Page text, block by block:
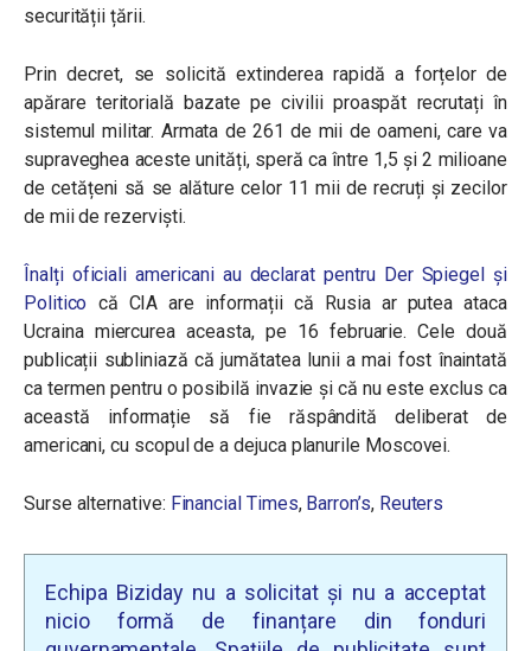
securității țării.
Prin decret, se solicită extinderea rapidă a forțelor de
apărare teritorială bazate pe civilii proaspăt recrutați în
sistemul militar. Armata de 261 de mii de oameni, care va
supraveghea aceste unități, speră ca între 1,5 și 2 milioane
de cetățeni să se alăture celor 11 mii de recruți și zecilor
de mii de rezerviști.
Înalți oficiali americani au declarat pentru Der Spiegel și
Politico că CIA are informații că Rusia ar putea ataca
Ucraina miercurea aceasta, pe 16 februarie. Cele două
publicații subliniază că jumătatea lunii a mai fost înaintată
ca termen pentru o posibilă invazie și că nu este exclus ca
această informație să fie răspândită deliberat de
americani, cu scopul de a dejuca planurile Moscovei.
Surse alternative: Financial Times, Barron’s, Reuters
Echipa Biziday nu a solicitat și nu a acceptat
nicio formă de finanțare din fonduri